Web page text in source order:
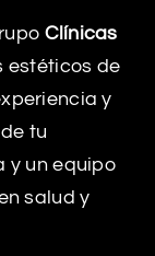
Clínicas
estéticos de
y
tu
y un equipo
salud y